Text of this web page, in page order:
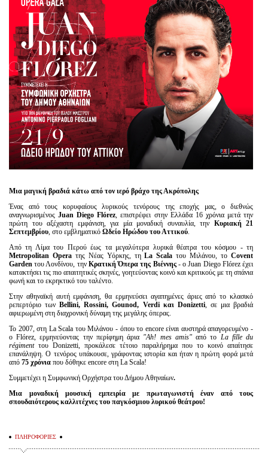
Είσοδος διαχειριστή
Μια μαγική βραδιά κάτω από τον ιερό βράχο της Ακρόπολης
Ένας από τους κορυφαίους λυρικούς τενόρους της εποχής μας, ο διεθνώς
αναγνωρισμένοςJuan Diego Flórez, επιστρέφει στην Ελλάδα 16 χρόνια μετά την
πρώτη του αξέχαστη εμφάνιση, για μία μοναδική συναυλία, την Κυριακή 21
Σεπτεμβρίου, στο εμβληματικό Ωδείο Ηρώδου του Αττικού.
Από τη Λίμα του Περού έως τα μεγαλύτερα λυρικά θέατρα του κόσμου - τη
Metropolitan Operaτης Νέας Υόρκης, τηLa Scala του Μιλάνου, τοCovent
Garden του Λονδίνου, την Κρατική Όπερα της Βιέννης- ο Juan Diego Flórez έχει
κατακτήσει τις πιο απαιτητικές σκηνές, γοητεύοντας κοινό και κριτικούς με τη σπάνια
φωνή και το εκρηκτικό του ταλέντο.
Στην αθηναϊκή αυτή εμφάνιση, θα ερμηνεύσει αγαπημένες άριες από το κλασικό
ρεπερτόριο τωνBellini, Rossini, Gounod, Verdi και Donizetti, σε μια βραδιά
αφιερωμένη στη διαχρονική δύναμη της μεγάλης όπερας.
Το 2007, στη La Scala του Μιλάνου - όπου το encore είναι αυστηρά απαγορευμένο -
ο Flórez, ερμηνεύοντας την περίφημη άρια "Ah! mes amis"από το La fille du
régimentτου Donizetti, προκάλεσε τέτοιο παραλήρημα που το κοινό απαίτησε
επανάληψη. Ο τενόρος υπάκουσε, γράφοντας ιστορία και ήταν η πρώτη φορά μετά
από 75 χρόνια που δόθηκε encore στη La Scala!
Συμμετέχει η Συμφωνική Ορχήστρα του Δήμου Αθηναίων.
Μια μοναδική μουσική εμπειρία με πρωταγωνιστή έναν από τους
σπουδαιότερους καλλιτέχνες του παγκόσμιου λυρικού θεάτρου!
ΠΛΗΡΟΦΟΡΙΕΣ